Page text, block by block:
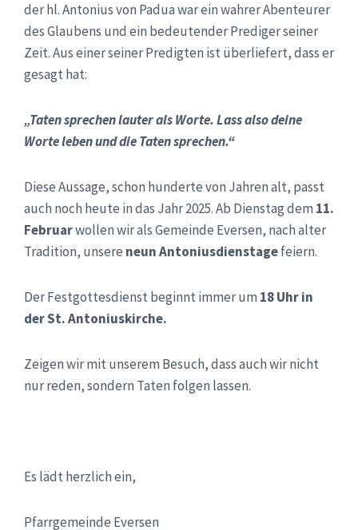
der hl. Antonius von Padua war ein wahrer Abenteurer
des Glaubens und ein bedeutender Prediger seiner
Zeit. Aus einer seiner Predigten ist überliefert, dass er
gesagt hat:
„Taten sprechen lauter als Worte. Lass also deine
Worte leben und die Taten sprechen.“
Diese Aussage, schon hunderte von Jahren alt, passt
auch noch heute in das Jahr 2025. Ab Dienstag dem 11.
Februarwollen wir als Gemeinde Eversen, nach alter
Tradition, unsere neun Antoniusdienstagefeiern.
Der Festgottesdienst beginnt immer um 18 Uhr in
der St. Antoniuskirche.
Zeigen wir mit unserem Besuch, dass auch wir nicht
nur reden, sondern Taten folgen lassen.
Es lädt herzlich ein,
Pfarrgemeinde Eversen